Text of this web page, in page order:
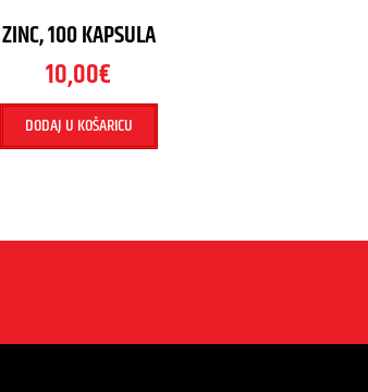
ZINC, 100 KAPSULA
10,00€
DODAJ U KOŠARICU